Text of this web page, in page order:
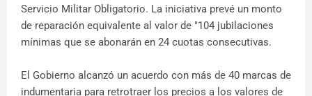
Servicio Militar Obligatorio. La iniciativa prevé un monto
de reparación equivalente al valor de "104 jubilaciones
mínimas que se abonarán en 24 cuotas consecutivas.
El Gobierno alcanzó un acuerdo con más de 40 marcas de
indumentaria para retrotraer los precios a los valores de